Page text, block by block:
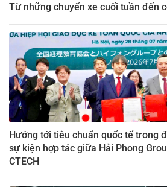
Từ những chuyến xe cuối tuần đến
Hướng tới tiêu chuẩn quốc tế trong
sự kiện hợp tác giữa Hải Phong
CTECH